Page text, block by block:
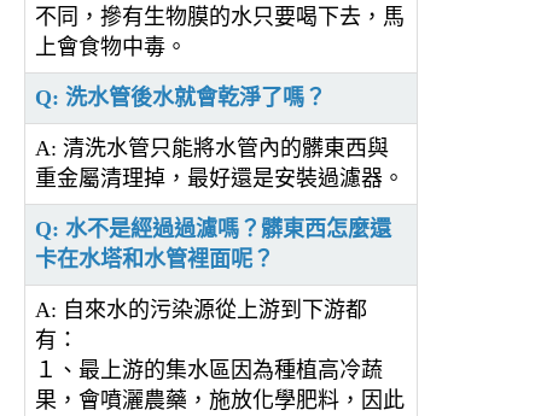
不同，摻有生物膜的水只要喝下去，馬
上會食物中毒。
Q: 洗水管後水就會乾淨了嗎？
A: 清洗水管只能將水管內的髒東西與
重金屬清理掉，最好還是安裝過濾器。
Q: 水不是經過過濾嗎？髒東西怎麼還
卡在水塔和水管裡面呢？
A: 自來水的污染源從上游到下游都
有：
１、最上游的集水區因為種植高冷蔬
果，會噴灑農藥，施放化學肥料，因此